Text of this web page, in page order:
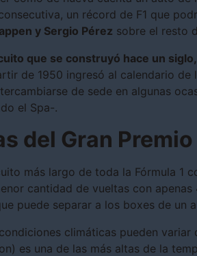
un récord de F1 que
y Sergio Pérez sobre el resto
que se construyó hace un siglo,
de 1950 ingresó al calendario de
de sede en algunas
el Spa-.
del Gran
más largo de toda la Fórmula 1
cantidad de vueltas con
puede separar a los boxes de un
climáticas pueden
es una de las más altas de la